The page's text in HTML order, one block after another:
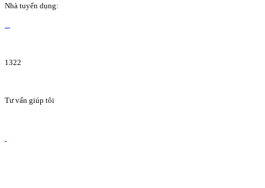
Nhà tuyển dụng:
1322
Tư vấn giúp tôi